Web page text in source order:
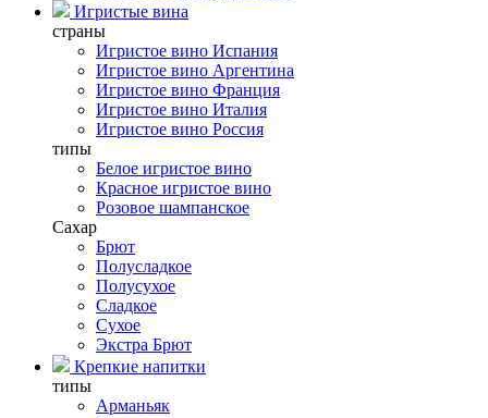
Игристые вина
страны
Игристое вино Испания
Игристое вино Аргентина
Игристое вино Франция
Игристое вино Италия
Игристое вино Россия
типы
Белое игристое вино
Красное игристое вино
Розовое шампанское
Сахар
Брют
Полусладкое
Полусухое
Сладкое
Сухое
Экстра Брют
Крепкие напитки
типы
Арманьяк